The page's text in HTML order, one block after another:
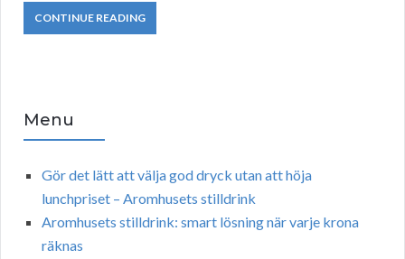
CONTINUE READING
Menu
Gör det lätt att välja god dryck utan att höja
lunchpriset – Aromhusets stilldrink
Aromhusets stilldrink: smart lösning när varje krona
räknas